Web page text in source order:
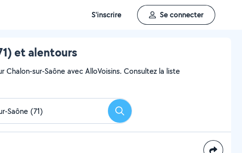
S'inscrire Se connecter
et alentours
sur-Saône avec AlloVoisins. Consultez la liste
Rechercher